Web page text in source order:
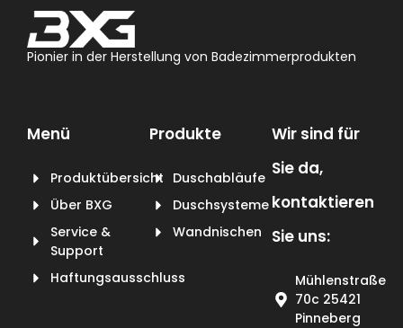
Pionier in der Herstellung von Badezimmerprodukten
Menü
Produktübersicht
Über BXG
Service &
Support
Haftungsausschluss
Produkte
Duschabläufe
Duschsysteme
Wandnischen
Wir sind für
Sie da,
kontaktieren
Sie uns:
Mühlenstraße
70c 25421
Pinneberg